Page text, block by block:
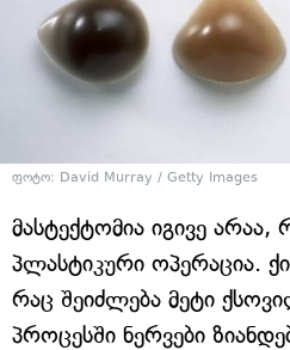
ფოტო: David Murray / Getty Images
მასტექტომია იგივე
პლასტიკური ოპერაცია.
რაც შეიძლება მეტი
პროცესში ნერვები